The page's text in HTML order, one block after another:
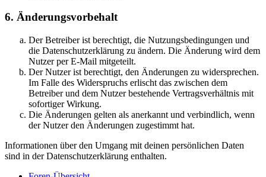
6. Änderungsvorbehalt
Der Betreiber ist berechtigt, die Nutzungsbedingungen und
die Datenschutzerklärung zu ändern. Die Änderung wird dem
Nutzer per E-Mail mitgeteilt.
Der Nutzer ist berechtigt, den Änderungen zu widersprechen.
Im Falle des Widerspruchs erlischt das zwischen dem
Betreiber und dem Nutzer bestehende Vertragsverhältnis mit
sofortiger Wirkung.
Die Änderungen gelten als anerkannt und verbindlich, wenn
der Nutzer den Änderungen zugestimmt hat.
Informationen über den Umgang mit deinen persönlichen Daten
sind in der Datenschutzerklärung enthalten.